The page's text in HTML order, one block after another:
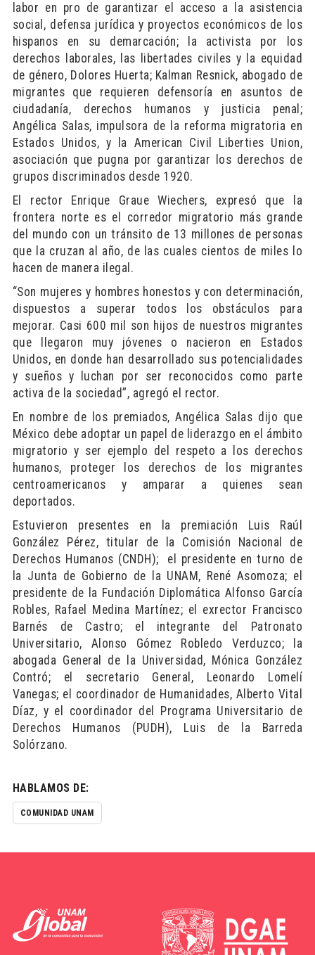
labor en pro de garantizar el acceso a la asistencia
social, defensa jurídica y proyectos económicos de los
hispanos en su demarcación; la activista por los
derechos laborales, las libertades civiles y la equidad
de género, Dolores Huerta; Kalman Resnick, abogado de
migrantes que requieren defensoría en asuntos de
ciudadanía, derechos humanos y justicia penal;
Angélica Salas, impulsora de la reforma migratoria en
Estados Unidos, y la American Civil Liberties Union,
asociación que pugna por garantizar los derechos de
grupos discriminados desde 1920.
El rector Enrique Graue Wiechers, expresó que la
frontera norte es el corredor migratorio más grande
del mundo con un tránsito de 13 millones de personas
que la cruzan al año, de las cuales cientos de miles lo
hacen de manera ilegal.
“Son mujeres y hombres honestos y con determinación,
dispuestos a superar todos los obstáculos para
mejorar. Casi 600 mil son hijos de nuestros migrantes
que llegaron muy jóvenes o nacieron en Estados
Unidos, en donde han desarrollado sus potencialidades
y sueños y luchan por ser reconocidos como parte
activa de la sociedad”, agregó el rector.
En nombre de los premiados, Angélica Salas dijo que
México debe adoptar un papel de liderazgo en el ámbito
migratorio y ser ejemplo del respeto a los derechos
humanos, proteger los derechos de los migrantes
centroamericanos y amparar a quienes sean
deportados.
Estuvieron presentes en la premiación Luis Raúl
González Pérez, titular de la Comisión Nacional de
Derechos Humanos (CNDH); el presidente en turno de
la Junta de Gobierno de la UNAM, René Asomoza; el
presidente de la Fundación Diplomática Alfonso García
Robles, Rafael Medina Martínez; el exrector Francisco
Barnés de Castro; el integrante del Patronato
Universitario, Alonso Gómez Robledo Verduzco; la
abogada General de la Universidad, Mónica González
Contró; el secretario General, Leonardo Lomelí
Vanegas; el coordinador de Humanidades, Alberto Vital
Díaz, y el coordinador del Programa Universitario de
Derechos Humanos (PUDH), Luis de la Barreda
Solórzano.
HABLAMOS DE:
COMUNIDAD UNAM